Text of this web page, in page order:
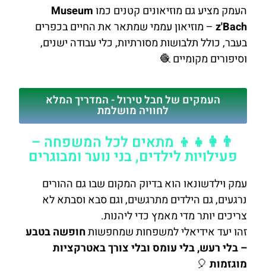
העמק מציע גם מוזיאונים קטנים כמוMuseum
z'Bach – מוזיאון עממי שמתאר את החיים בכפרים
בעבר, כולל תלבושות מסורתיות, כלי עבודה ישנים,
וסיפורים מקומיים 🧶
העמקים של חבל טירול - המדריך המלא
לחוויה מושלמת
👨‍👩‍👧‍👦 מתאים לכל המשפחה –
פעילויות לילדים, בני נוער ומבוגרים
עמק וילדשונאו הוא בדיוק המקום שבו גם ההורים
נרגעים, גם הילדים מתרגשים, וגם סבא וסבתא לא
צריכים יותר מדי מאמץ כדי ליהנות.
זהו יעד אידיאלי למשפחות שמחפשותחופשה בטבע
– בלי רעש, בלי עומס ובלי צורך באטרקציות
מוגזמות 🎈